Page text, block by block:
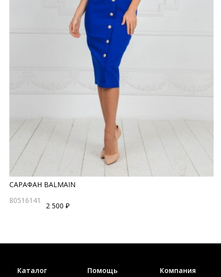
САРАФАН BALMAIN
80516141
2 500 ₽
Каталог Помощь Компания